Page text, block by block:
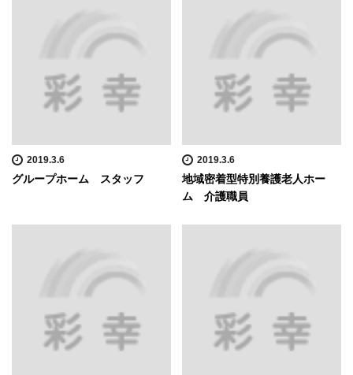
2019.3.6
グループホーム スタッフ
2019.3.6
地域密着型特別養護老人ホー
ム 介護職員